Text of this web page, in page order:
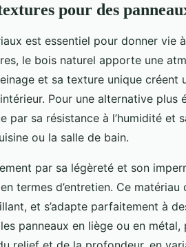
pour des
est essentiel pour donner vie
le bois naturel apporte une
et sa texture unique créent
Pour une alternative plus
par sa résistance à l’humidité et
ou la salle de bain.
par sa légèreté et son
termes d’entretien. Ce
et s’adapte parfaitement à
panneaux en liège ou en